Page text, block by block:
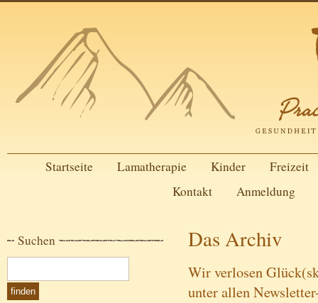
Startseite Lamatherapie Kinder
Freizeit
Kontakt
Anmeldung
Suchen Das Archiv
Wir verlosen
unter allen